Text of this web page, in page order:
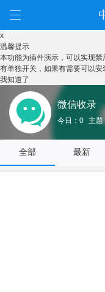
x
温馨提示
本功能为插件演示，可以实现
有单独开关，如果有需要可以安
我知道了
微信收录
今日：0 主
全部 最新